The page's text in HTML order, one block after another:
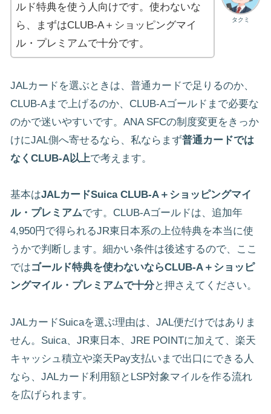
タクミ
ルド特典を使う人向けです。使わないな
ら、まずはCLUB-A＋ショッピングマイ
ル・プレミアムで十分です。
JALカードを選ぶときは、普通カードで足りるのか、
CLUB-Aまで上げるのか、CLUB-Aゴールドまで必要な
のかで迷いやすいです。ANA SFCの制度変更をきっか
けにJAL側へ寄せるなら、私ならまず普通カードでは
なくCLUB-A以上で考えます。
基本はJALカードSuica CLUB-A＋ショッピングマイ
ル・プレミアムです。CLUB-Aゴールドは、追加年
4,950円で得られるJR東日本系の上位特典を本当に使
うかで判断します。細かい条件は後述するので、ここ
ではゴールド特典を使わないならCLUB-A＋ショッピ
ングマイル・プレミアムで十分と押さえてください。
JALカードSuicaを選ぶ理由は、JAL便だけではありま
せん。Suica、JR東日本、JRE POINTに加えて、楽天
キャッシュ積立や楽天Pay支払いまで出口にできる人
なら、JALカード利用額とLSP対象マイルを作る流れ
を広げられます。